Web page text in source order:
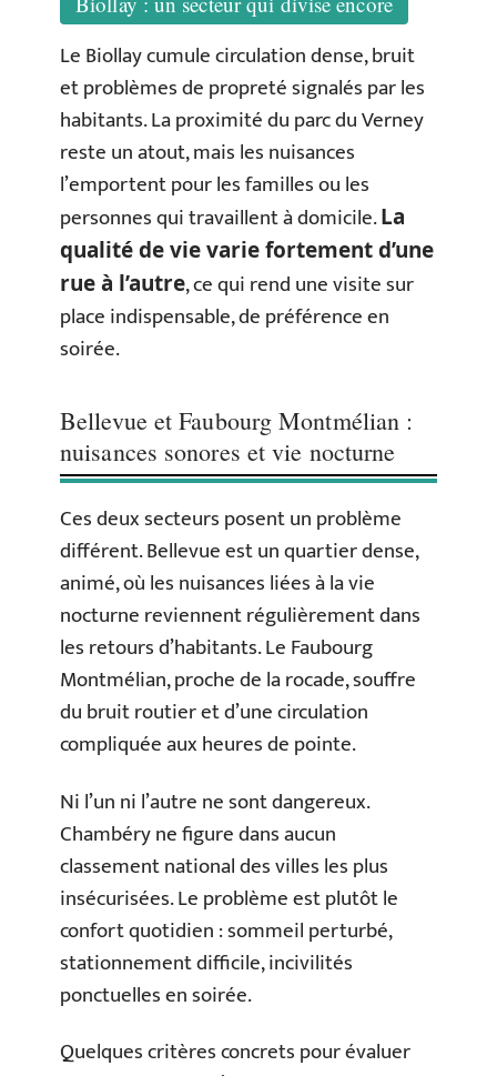
Le Biollay cumule circulation dense, bruit
et problèmes de propreté signalés par les
habitants. La proximité du parc du Verney
reste un atout, mais les nuisances
l’emportent pour les familles ou les
personnes qui travaillent à domicile.La
qualité de vie varie fortement d’une
rue à l’autre, ce qui rend une visite sur
place indispensable, de préférence en
soirée.
Bellevue et Faubourg Montmélian :
nuisances sonores et vie nocturne
Ces deux secteurs posent un problème
différent. Bellevue est un quartier dense,
animé, où les nuisances liées à la vie
nocturne reviennent régulièrement dans
les retours d’habitants. Le Faubourg
Montmélian, proche de la rocade, souffre
du bruit routier et d’une circulation
compliquée aux heures de pointe.
Ni l’un ni l’autre ne sont dangereux.
Chambéry ne figure dans aucun
classement national des villes les plus
insécurisées. Le problème est plutôt le
confort quotidien : sommeil perturbé,
stationnement difficile, incivilités
ponctuelles en soirée.
Quelques critères concrets pour évaluer